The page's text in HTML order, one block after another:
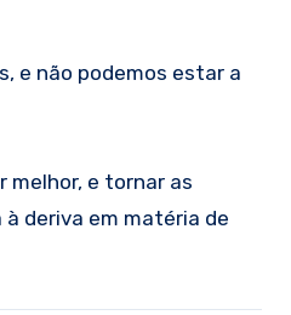
e não podemos estar a
melhor, e tornar as
deriva em matéria de